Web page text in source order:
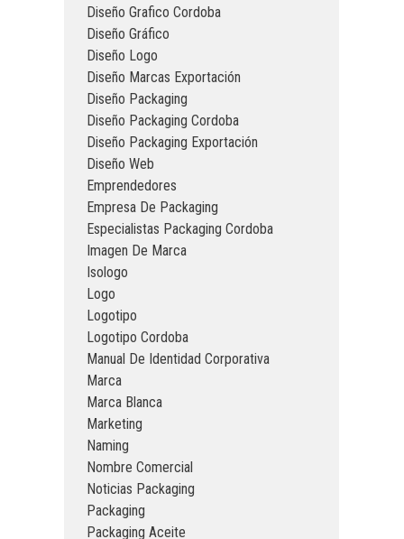
Diseño Grafico Cordoba
Diseño Gráfico
Diseño Logo
Diseño Marcas Exportación
Diseño Packaging
Diseño Packaging Cordoba
Diseño Packaging Exportación
Diseño Web
Emprendedores
Empresa De Packaging
Especialistas Packaging Cordoba
Imagen De Marca
Isologo
Logo
Logotipo
Logotipo Cordoba
Manual De Identidad Corporativa
Marca
Marca Blanca
Marketing
Naming
Nombre Comercial
Noticias Packaging
Packaging
Packaging Aceite